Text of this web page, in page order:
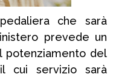
che sarà
prevede un
del
cui servizio sarà